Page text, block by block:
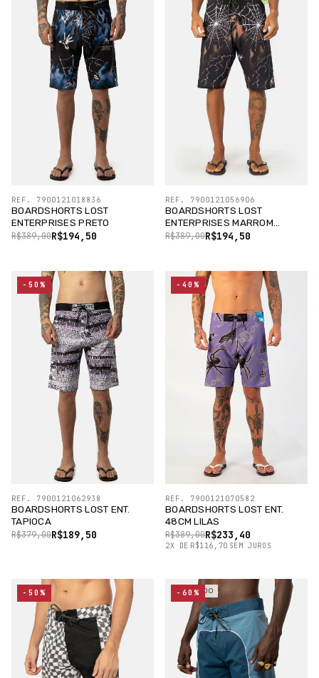
BOARDSHORTS LOST
ENTERPRISES PRETO
R$194,50
R$389,00
REF. 7900121018836
BOARDSHORTS LOST
ENTERPRISES MARROM
CHOCOLATR$194,50
R$389,00
REF. 7900121056906
BOARDSHORTS LOST ENT.
TAPIOCA
R$189,50
R$379,00
REF. 7900121062938
-50%
BOARDSHORTS LOST ENT.
48CM LILAS
R$233,40
R$389,00
2X DE R$116,70 SEM JUROS
REF. 7900121070582
-40%
-50% ESGOTADO
-60%